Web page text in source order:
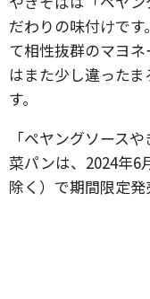
だわりの味付けで
て相性抜群のマヨ
はまた少し違った
す。
「ペヤングソース
菜パンは、2024年6
除く）で期間限定発